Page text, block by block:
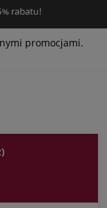
promocjami.